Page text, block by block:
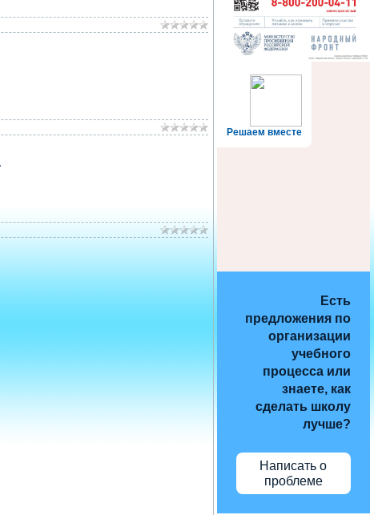
Решаем вместе
Есть
предложения по
организации
учебного
процесса или
знаете, как
сделать школу
лучше?
Написать о
проблеме